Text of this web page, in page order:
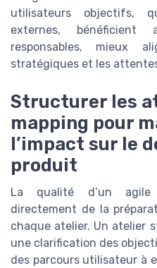
utilisateurs objectifs,
externes,
responsables, mieux
stratégiques et les
Structurer les
mapping pour
l’impact sur le
produit
La qualité d’un agile
directement de la
chaque atelier. Un atelier
une clarification des
des parcours utilisateur à